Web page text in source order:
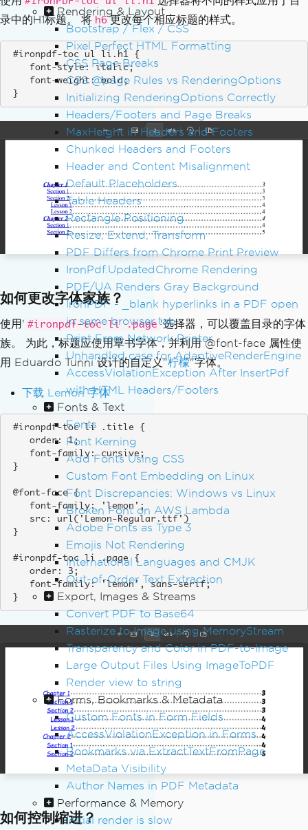
Rendering & Layout
Bootstrap / Flex / CSS
Pixel Perfect HTML Formatting
CSS Page Breaks
CSS @page Rules vs RenderingOptions
Initializing RenderingOptions Correctly
Headers/Footers and Page Breaks
MaxHeight in Headers and Footers
Chunked Headers and Footers
Header and Content Misalignment
Default Placeholders
Table Headers
Rectangle Positioning
Resize, Extend, Transform
PDF Differs from Chrome Print Preview
IronPdf.UpdatedChrome Rendering
PDF/UA Renders Gray Background
IronPDF - _blank hyperlinks in a PDF open
in same browser tab
Print From Network Printer
Unhandled case for AdaptiveRenderEngine
AccessViolationException After InsertPdf
with HTML Headers/Footers
Fonts & Text
Fonts
Font Kerning
Add Fonts Using CSS
Custom Font Embedding on Linux
Font Discrepancies: Windows vs Linux
Broken Font on AWS Lambda
Adobe Fonts as Type 3
Emojis Not Rendering
International Languages and CMJK
Out-of-Order Text Extraction
Export, Images & Streams
Convert PDF to Base64
Rasterize to Image using MemoryStream
Transparency and Color in PDF-to-Image
Large Output Files Using ImageToPDF
Render view to string
Forms, Bookmarks & Metadata
Custom Fonts in Form Fields
AccessViolationException in Forms
Bookmarks via ExtractTextFromPage
MetaData Visibility
Author Names in PDF Metadata
Performance & Memory
Initial render is slow
录中的H1标题。 将 h6 更改每个相应标题的样式。
}
如何更改字体家族？
使用' #ironpdf-toc li .page '选择器，可以覆盖目录的字体
族。 为此，标题应使用草书字体，并利用 @font-face 属性使
用 Eduardo Tunni 设计的自定义"柠檬"字体。
下载 Lemon 字体
}
如何控制缩进？